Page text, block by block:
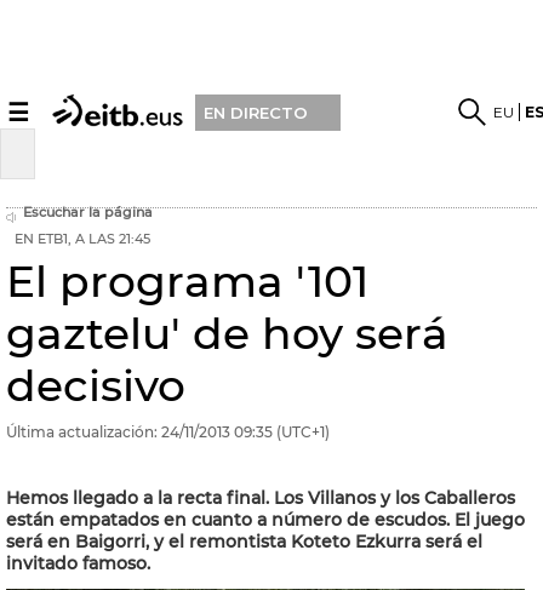
☰ EN DIRECTO EU
Escuchar la página
EN ETB1, A LAS 21:45
El programa '101
gaztelu' de hoy será
decisivo
Última actualización: 24/11/2013 09:35 (UTC+1)
Hemos llegado a la recta final. Los Villanos y los Caballeros
están empatados en cuanto a número de escudos. El juego
será en Baigorri, y el remontista Koteto Ezkurra será el
invitado famoso.